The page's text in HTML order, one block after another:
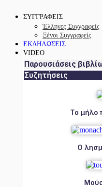
ΣΥΓΓΡΑΦΕΙΣ
Έλληνες Συγγραφείς
Ξένοι Συγγραφείς
ΕΚΔΗΛΩΣΕΙΣ
VIDEO
Παρουσιάσεις
Συζητήσεις
Το μήλο
Ο